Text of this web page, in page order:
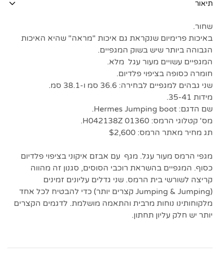
תיאור
שחור.
באיכות פרימיום שנקראת גם איכות "מראה" שהיא האיכות
הגבוהה ביותר שיש בשוק המגפיים.
המגפיים עשויים מעור עגל מלא.
חומרה כסופה בציפוי פלדיום.
שני גבהים למגפיים לבחירה: 36.6 סמ ו-38.1 סמ.
מידות 35-41.
שם הדגם: Hermes Jumping boot.
מס' קטלוגי הרמס: H042138Z 01360.
תג מחיר מאתר הרמס: $2,600
מגפי הרמס מעור עגל. מגף עם אבזם איקוני בציפוי פלדיום
כסוף. המגפיים בהשראת רוכבי הסוסים, סגנון זה מהווה
קריצה לשורשי בית הרמס. שני גדלים עליונים זמינים
(Jumping & Jumping קצרים יותר) כדי להבטיח לכל אחד
מלקוחותינו נוחות מרבית והתאמה מושלמת. לדגמים הקצרים
יותר יש חלק עליון תחתון.